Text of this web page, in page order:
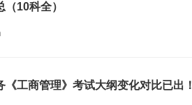
10科全）
工商管理》考试大纲变化对比已出！